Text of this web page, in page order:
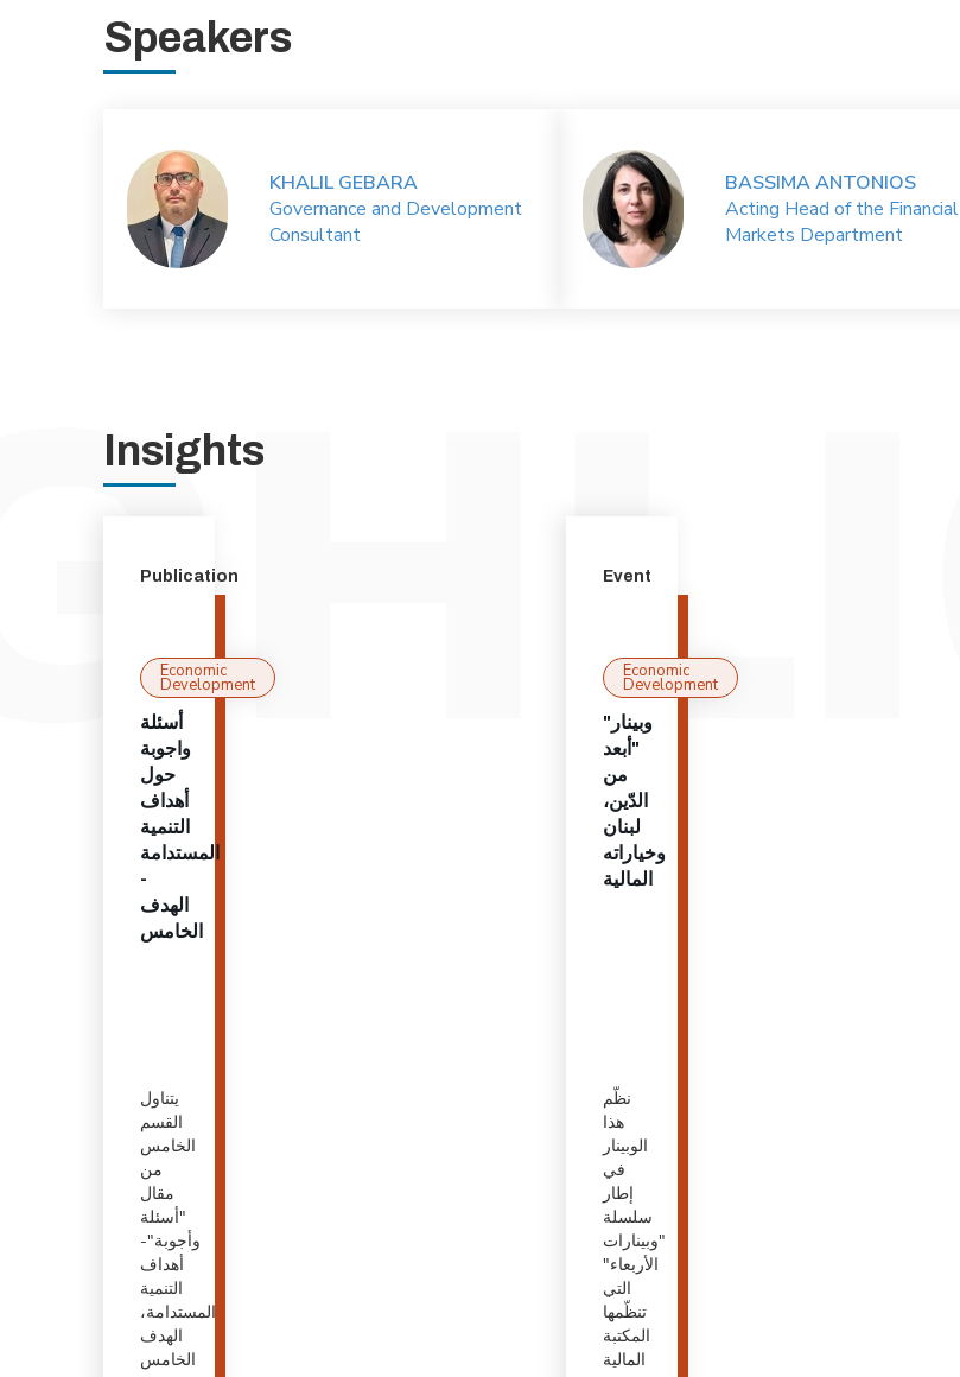
Speakers
KHALIL GEBARA
Governance and Development
Consultant
BASSIMA ANTONIOS
Acting Head of the Financial
Markets Department
Insights
Publication
Economic
Development
أسئلة
واجوبة
حول
أهداف
التنمية
المستدامة
-
الهدف
الخامس
يتناول
القسم
الخامس
من
مقال
"أسئلة
وأجوبة"-
أهداف
التنمية
المستدامة،
الهدف
الخامس
Event
Economic
Development
"وبينار
"أبعد
من
الدّين،
لبنان
وخياراته
المالية
نظّم
هذا
الوبينار
في
إطار
سلسلة
"وبينارات
الأربعاء"
التي
تنظّمها
المكتبة
المالية